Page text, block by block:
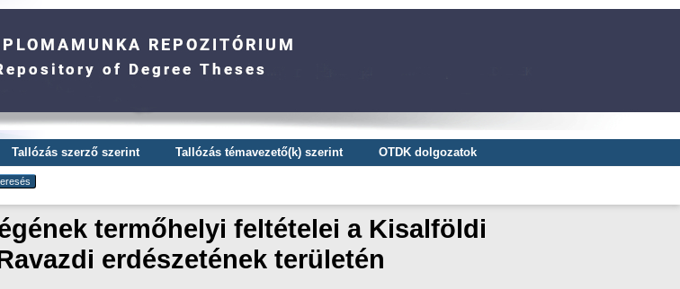
Tallózás szerző szerint Tallózás témavezető(k) szerint
OTDK dolgozatok
termőhelyi feltételei a Kisalföldi
erdészetének területén